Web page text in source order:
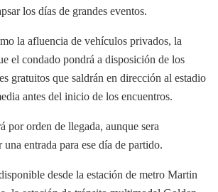
los días de grandes eventos.
la afluencia de vehículos privados, la
el condado pondrá a disposición de los
gratuitos que saldrán en dirección al estadio
antes del inicio de los encuentros.
por orden de llegada, aunque sera
entrada para ese día de partido.
desde la estación de metro Martin